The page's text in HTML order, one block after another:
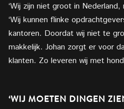
‘Wij zijn niet groot in
‘Wij kunnen flinke
kantoren. Doordat wij niet te
makkelijk. Johan zorgt er voor
klanten. Zo leveren wij met
‘WIJ MOETEN DINGEN